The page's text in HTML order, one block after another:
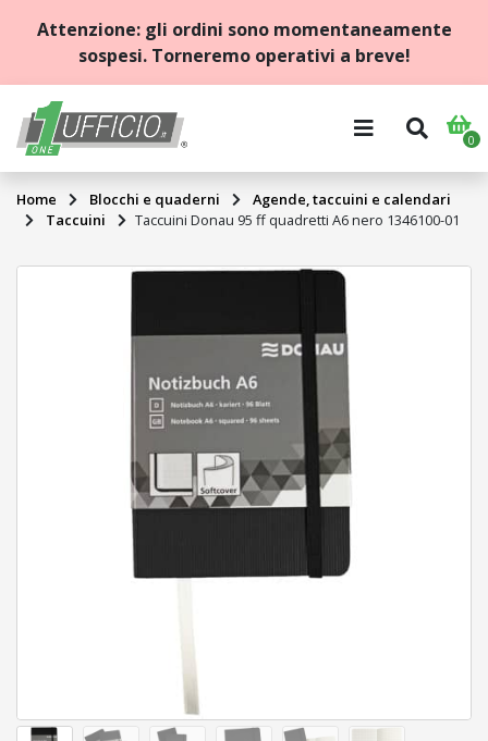
Attenzione: gli ordini sono momentaneamente
sospesi. Torneremo operativi a breve!
0
HOME
ARCHIVIO
BLOCCHI
INFORMATICA
COMUNICAZIONE
Home Blocchi e quaderni
Agende, taccuini e calendari
Taccuini
Taccuini Donau 95 ff quadretti A6 nero 1346100-01